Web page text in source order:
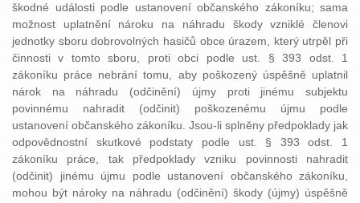
škodné události podle ustanovení občanského zákoníku; sama
možnost uplatnění nároku na náhradu škody vzniklé členovi
jednotky sboru dobrovolných hasičů obce úrazem, který utrpěl při
činnosti v tomto sboru, proti obci podle ust. § 393 odst. 1
zákoníku práce nebrání tomu, aby poškozený úspěšně uplatnil
nárok na náhradu (odčinění) újmy proti jinému subjektu
povinnému nahradit (odčinit) poškozenému újmu podle
ustanovení občanského zákoníku. Jsou-li splněny předpoklady jak
odpovědnostní skutkové podstaty podle ust. § 393 odst. 1
zákoníku práce, tak předpoklady vzniku povinnosti nahradit
(odčinit) jinému újmu podle ustanovení občanského zákoníku,
mohou být nároky na náhradu (odčinění) škody (újmy) úspěšně